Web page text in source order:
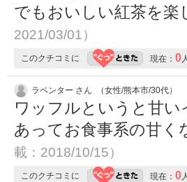
でもおいしい紅茶を
2021/03/01）
このクチコミに 現在： 0 人
ラベンター さん （女性/熊本市/30代）
ワッフルというと甘
あってお食事系の甘
載：2018/10/15）
このクチコミに 現在： 0 人